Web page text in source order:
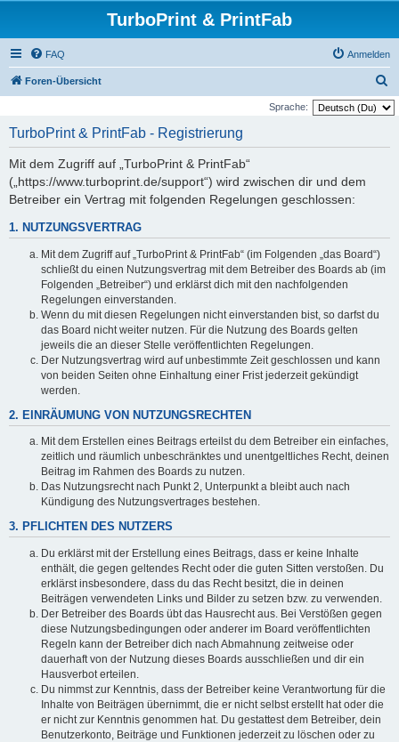
TurboPrint & PrintFab
FAQ Anmelden
Foren-Übersicht
u
Sprache:
TurboPrint & PrintFab - Registrierung
Mit dem Zugriff auf „TurboPrint & PrintFab“
(„https://www.turboprint.de/support“) wird zwischen dir und dem
Betreiber ein Vertrag mit folgenden Regelungen geschlossen:
1. NUTZUNGSVERTRAG
Mit dem Zugriff auf „TurboPrint & PrintFab“ (im Folgenden „das Board“)
schließt du einen Nutzungsvertrag mit dem Betreiber des Boards ab (im
Folgenden „Betreiber“) und erklärst dich mit den nachfolgenden
Regelungen einverstanden.
Wenn du mit diesen Regelungen nicht einverstanden bist, so darfst du
das Board nicht weiter nutzen. Für die Nutzung des Boards gelten
jeweils die an dieser Stelle veröffentlichten Regelungen.
Der Nutzungsvertrag wird auf unbestimmte Zeit geschlossen und kann
von beiden Seiten ohne Einhaltung einer Frist jederzeit gekündigt
werden.
2. EINRÄUMUNG VON NUTZUNGSRECHTEN
Mit dem Erstellen eines Beitrags erteilst du dem Betreiber ein einfaches,
zeitlich und räumlich unbeschränktes und unentgeltliches Recht, deinen
Beitrag im Rahmen des Boards zu nutzen.
Das Nutzungsrecht nach Punkt 2, Unterpunkt a bleibt auch nach
Kündigung des Nutzungsvertrages bestehen.
3. PFLICHTEN DES NUTZERS
Du erklärst mit der Erstellung eines Beitrags, dass er keine Inhalte
enthält, die gegen geltendes Recht oder die guten Sitten verstoßen. Du
erklärst insbesondere, dass du das Recht besitzt, die in deinen
Beiträgen verwendeten Links und Bilder zu setzen bzw. zu verwenden.
Der Betreiber des Boards übt das Hausrecht aus. Bei Verstößen gegen
diese Nutzungsbedingungen oder anderer im Board veröffentlichten
Regeln kann der Betreiber dich nach Abmahnung zeitweise oder
dauerhaft von der Nutzung dieses Boards ausschließen und dir ein
Hausverbot erteilen.
Du nimmst zur Kenntnis, dass der Betreiber keine Verantwortung für die
Inhalte von Beiträgen übernimmt, die er nicht selbst erstellt hat oder die
er nicht zur Kenntnis genommen hat. Du gestattest dem Betreiber, dein
Benutzerkonto, Beiträge und Funktionen jederzeit zu löschen oder zu